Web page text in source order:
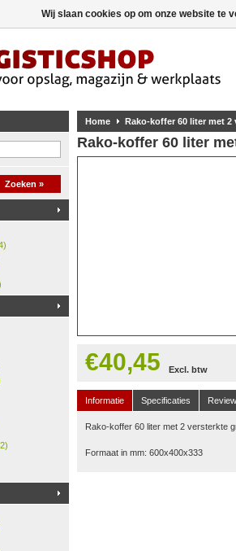
Zoeken »
Home Rako-koffer 60 liter met 2
Rako-koffer 60 liter
€40,45 Excl. btw
Informatie Specificaties
Rako-koffer 60 liter met 2 versterkte
Formaat in mm: 600x400x333
Wij slaan cookies op om onze website te